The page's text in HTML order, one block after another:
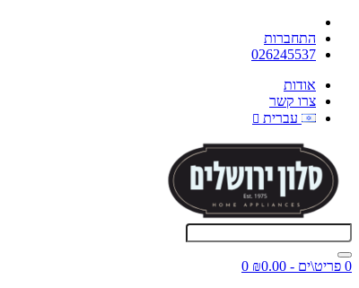
התחברות
026245537
אודות
צרו קשר
עברית
0 פריט\ים - ₪0.00
0